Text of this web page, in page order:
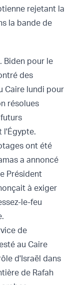
rejetant la
la bande de
Biden pour le
des
Caire lundi pour
résolues
l'Égypte.
ont été
a annoncé
Président
à exiger
le-feu
de
au Caire
d'Israël dans
de Rafah